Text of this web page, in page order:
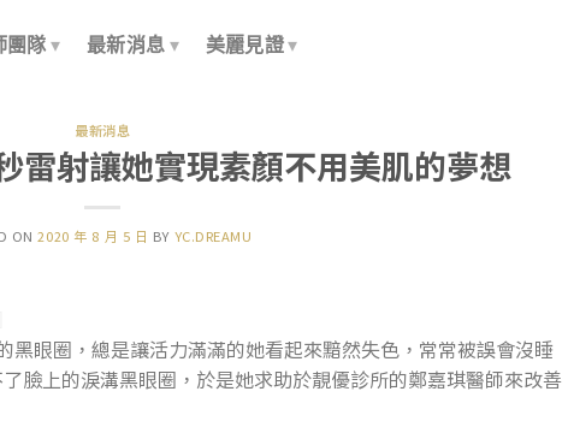
團隊 最新消息 美麗見證
最新消息
雷射讓她實現素顏不用美肌的夢想
ON2020 年 8 月 5 日 BY YC.DREAMU
眼圈，總是讓活力滿滿的她看起來黯然失色，常常被誤會沒睡
臉上的淚溝黑眼圈，於是她求助於靚優診所的鄭嘉琪醫師來改善